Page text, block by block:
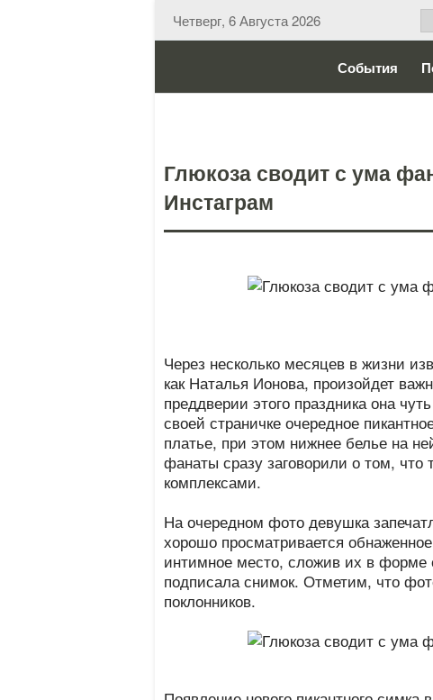
Четверг, 6 Августа 2026
События
Глюкоза сводит с ума
Инстаграм
Через несколько месяцев в жизни
как Наталья Ионова, произойдет
преддверии этого праздника она
своей страничке очередное
платье, при этом нижнее белье на
фанаты сразу заговорили о том, что
комплексами.
На очередном фото девушка
хорошо просматривается
интимное место, сложив их в форме
подписала снимок. Отметим, что
поклонников.